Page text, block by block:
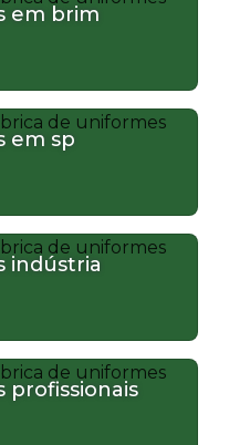
em brim
em sp
indústria
profissionais